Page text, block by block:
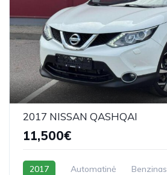
2017 NISSAN QASHQAI
11,500€
2017 Automatinė Benzinas